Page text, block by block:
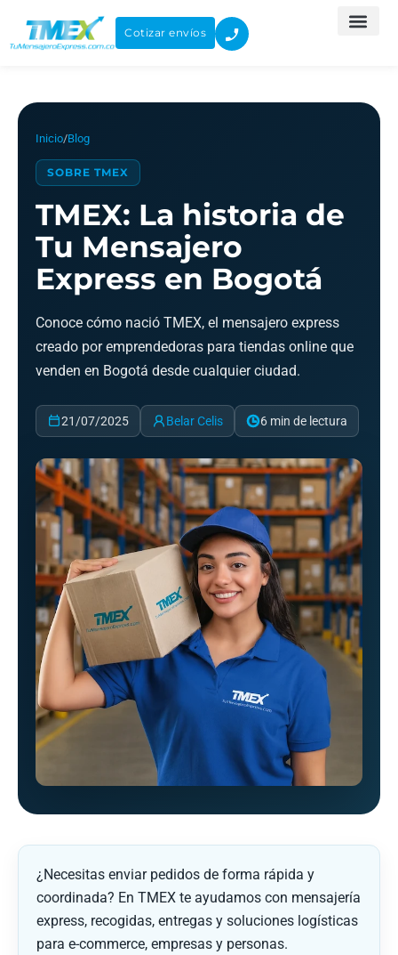
Cotizar envíos
Inicio/Blog
SOBRE TMEX
TMEX: La historia de
Tu Mensajero
Express en Bogotá
Conoce cómo nació TMEX, el mensajero express
creado por emprendedoras para tiendas online que
venden en Bogotá desde cualquier ciudad.
21/07/2025 Belar Celis 6 min de lectura
¿Necesitas enviar pedidos de forma rápida y
coordinada? En TMEX te ayudamos con mensajería
express, recogidas, entregas y soluciones logísticas
para e-commerce, empresas y personas.